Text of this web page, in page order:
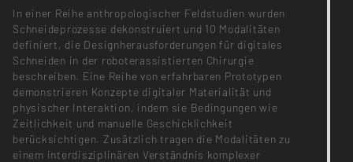
In einer Reihe anthropologischer Feldstudien wurden
Schneideprozesse dekonstruiert und 10 Modalitäten
definiert, die Designherausforderungen für digitales
Schneiden in der roboterassistierten Chirurgie
beschreiben. Eine Reihe von erfahrbaren Prototypen
demonstrieren Konzepte digitaler Materialität und
physischer Interaktion, indem sie Bedingungen wie
Zeitlichkeit und manuelle Geschicklichkeit
berücksichtigen. Zusätzlich tragen die Modalitäten zu
einem interdisziplinären Verständnis komplexer